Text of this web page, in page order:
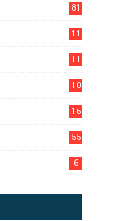
81
11
11
10
16
55
6